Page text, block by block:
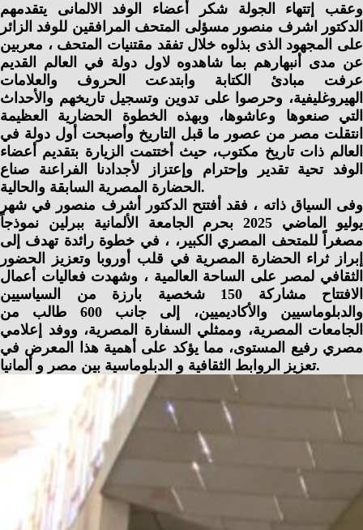
وعقب إتتهاء الجولة شكر أعضاء الوفد الالمانى يتقدمهم
الدكتور اشرف منصور مسؤلى المتحف المرافقين للوفد الزائر
على المجهود الذى بذلوه خلال تفقد مقتنيات المتحف ، معربين
عن مدى أنبهارهم بما شاهدوه لاول دولة في العالم القديم
عرفت مبادئ الكتابة وابتدعت الحروف والعلامات
الهيروغليفية، وحرصوا على تدوين وتسجيل تاريخهم والأحداث
التي صنعوها وعاشوها، وبهذه الخطوة الحضارية العظيمة
انتقلت مصر من عصور ما قبل التاريخ وأصبحت أول دولة في
العالم ذات تاريخ مكتوب، حيث أختتمت الزيارة بتقديم أعضاء
الوفد تحية تقدير وإحترام وإعتزاز لأجدادنا الفراعنة صناع
الحضارة المصرية السابقة والحالية.
وفى السياق ذاته ، فقد أفتتح الدكتور أشرف منصور في شهر
يوليو الماضي 2025 بحرم الجامعة الألمانية ببرلين نموذجاً
مصغراً للمتحف المصري الكبير، ، في خطوة رائدة تهدف إلى
إبراز ثراء الحضارة المصرية في قلب أوروبا وتعزيز الحضور
الثقافي لمصر على الساحة العالمية ، وشهدت فعاليات أعمال
الافتتاح مشاركة 150 شخصية بارزة من السياسيين
والدبلوماسيين والأكاديميين، إلى جانب 600 طالب من
الجامعات المصرية، وممثلي السفارة المصرية، ووفد إعلامي
مصري رفيع المستوى، مما يؤكد على أهمية هذا المعرض في
تعزيز الروابط الثقافية و الدبلوماسية بين مصر و ألمانيا.